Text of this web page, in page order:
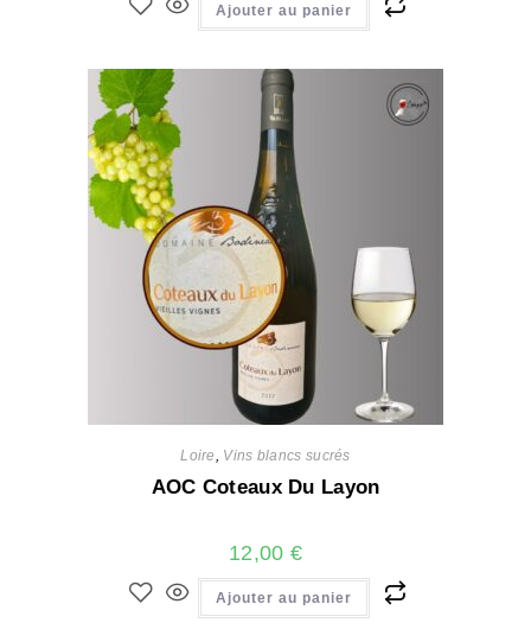
Ajouter au panier
Loire, Vins blancs sucrés
AOC Coteaux Du Layon
12,00 €
Ajouter au panier